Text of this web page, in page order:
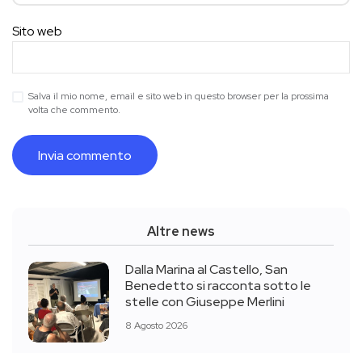
Sito web
Salva il mio nome, email e sito web in questo browser per la prossima
volta che commento.
Altre news
Dalla Marina al Castello, San
Benedetto si racconta sotto le
stelle con Giuseppe Merlini
8 Agosto 2026